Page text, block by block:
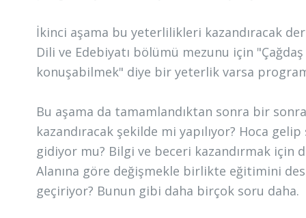
İkinci aşama bu yeterlilikleri kazandıracak
Dili ve Edebiyatı bölümü mezunu için
konuşabilmek" diye bir yeterlik varsa
Bu aşama da tamamlandıktan sonra bir
kazandıracak şekilde mi yapılıyor? Hoca
gidiyor mu? Bilgi ve beceri kazandırmak için
Alanına göre değişmekle birlikte eğitimini
geçiriyor? Bunun gibi daha birçok soru daha.